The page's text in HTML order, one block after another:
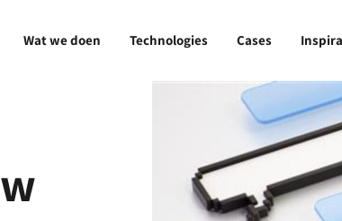
Wat we doen Technologies Cases